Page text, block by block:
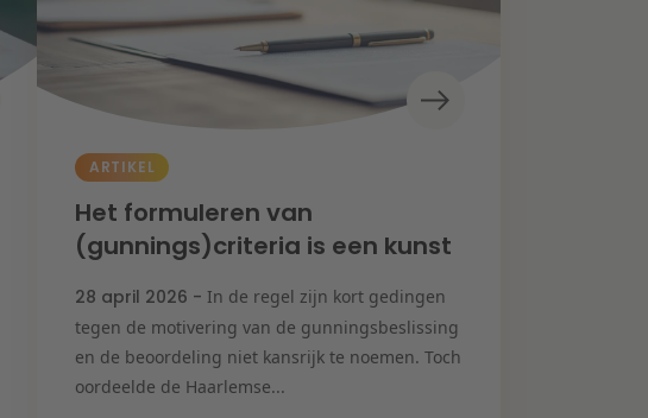
ARTIKEL
Het formuleren van
(gunnings)criteria is een kunst
28 april 2026 - In de regel zijn kort gedingen
tegen de motivering van de gunningsbeslissing
en de beoordeling niet kansrijk te noemen. Toch
oordeelde de Haarlemse...